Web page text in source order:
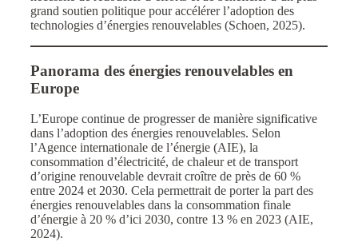
grand soutien politique pour accélérer l’adoption des
technologies d’énergies renouvelables (Schoen, 2025).
Panorama des énergies renouvelables en
Europe
L’Europe continue de progresser de manière significative
dans l’adoption des énergies renouvelables. Selon
l’Agence internationale de l’énergie (AIE), la
consommation d’électricité, de chaleur et de transport
d’origine renouvelable devrait croître de près de 60 %
entre 2024 et 2030. Cela permettrait de porter la part des
énergies renouvelables dans la consommation finale
d’énergie à 20 % d’ici 2030, contre 13 % en 2023 (AIE,
2024).